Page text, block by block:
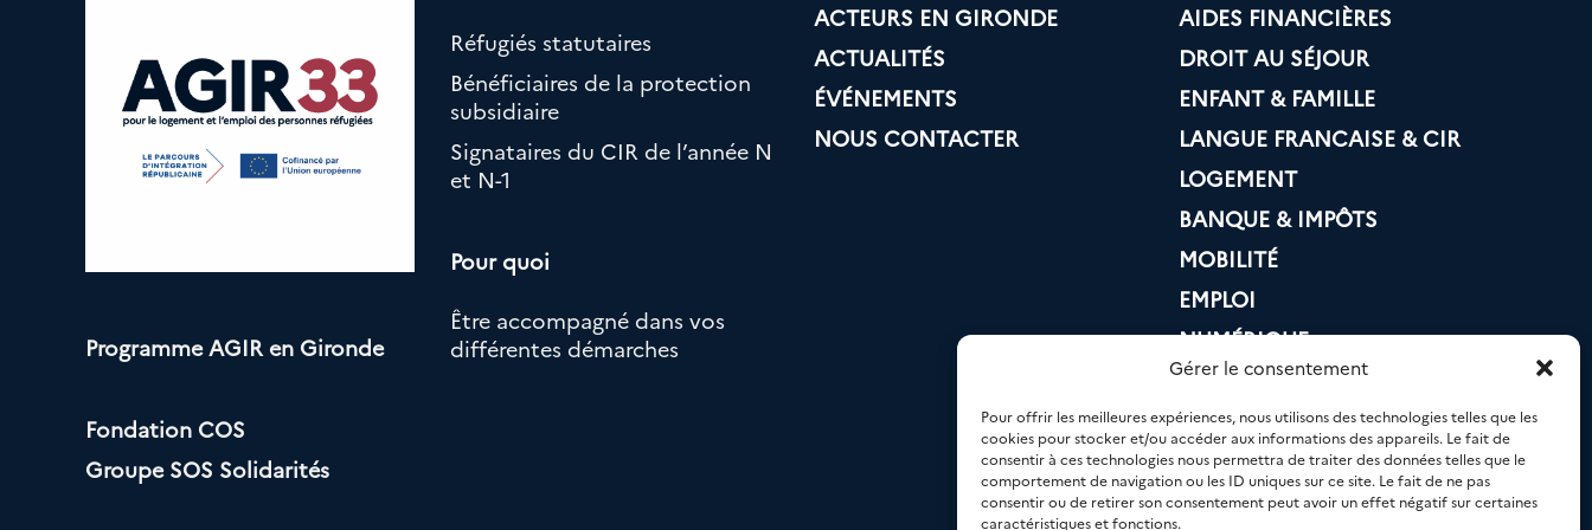
Gérer le consentement
Pour offrir les meilleures expériences, nous utilisons des technologies telles que les
cookies pour stocker et/ou accéder aux informations des appareils. Le fait de
consentir à ces technologies nous permettra de traiter des données telles que le
comportement de navigation ou les ID uniques sur ce site. Le fait de ne pas
consentir ou de retirer son consentement peut avoir un effet négatif sur certaines
caractéristiques et fonctions.
Programme AGIR en Gironde
Fondation COS
Groupe SOS Solidarités
Réfugiés statutaires
Bénéficiaires de la protection
subsidiaire
Signataires du CIR de l’année N
et N-1
Pour quoi
Être accompagné dans vos
différentes démarches
ACTEURS EN GIRONDE
ACTUALITÉS
ÉVÉNEMENTS
NOUS CONTACTER
AIDES FINANCIÈRES
DROIT AU SÉJOUR
ENFANT & FAMILLE
LANGUE FRANCAISE & CIR
LOGEMENT
BANQUE & IMPÔTS
MOBILITÉ
EMPLOI
NUMÉRIQUE
SANTÉ